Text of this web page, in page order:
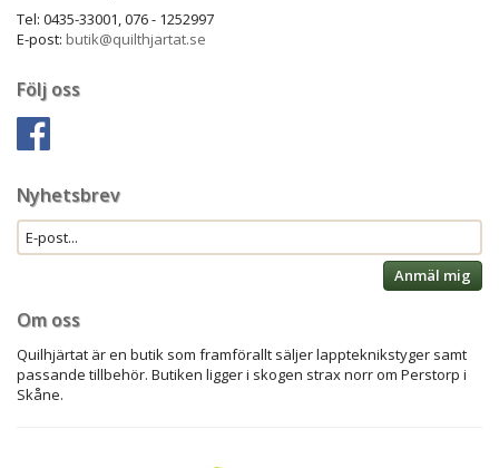
Tel: 0435-33001, 076 - 1252997
E-post: butik@quilthjartat.se
Följ oss
Nyhetsbrev
Anmäl mig
Om oss
Quilhjärtat är en butik som framförallt säljer lappteknikstyger samt
passande tillbehör. Butiken ligger i skogen strax norr om Perstorp i
Skåne.